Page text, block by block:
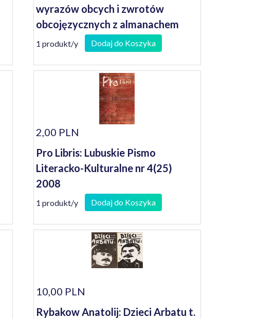
wyrazów obcych i zwrotów
obcojęzycznych z almanachem
1 produkt/y Dodaj do Koszyka
2,00 PLN
Pro Libris: Lubuskie Pismo
Literacko-Kulturalne nr 4(25)
2008
1 produkt/y Dodaj do Koszyka
10,00 PLN
Rybakow Anatolij: Dzieci Arbatu t.